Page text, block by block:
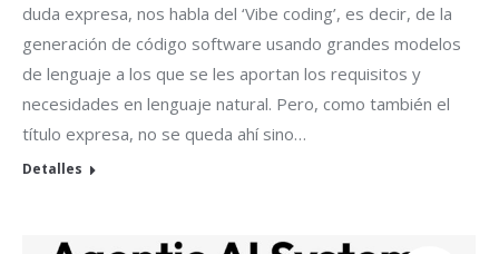
duda expresa, nos habla del ‘Vibe coding’, es decir, de la
generación de código software usando grandes modelos
de lenguaje a los que se les aportan los requisitos y
necesidades en lenguaje natural. Pero, como también el
título expresa, no se queda ahí sino…
Detalles